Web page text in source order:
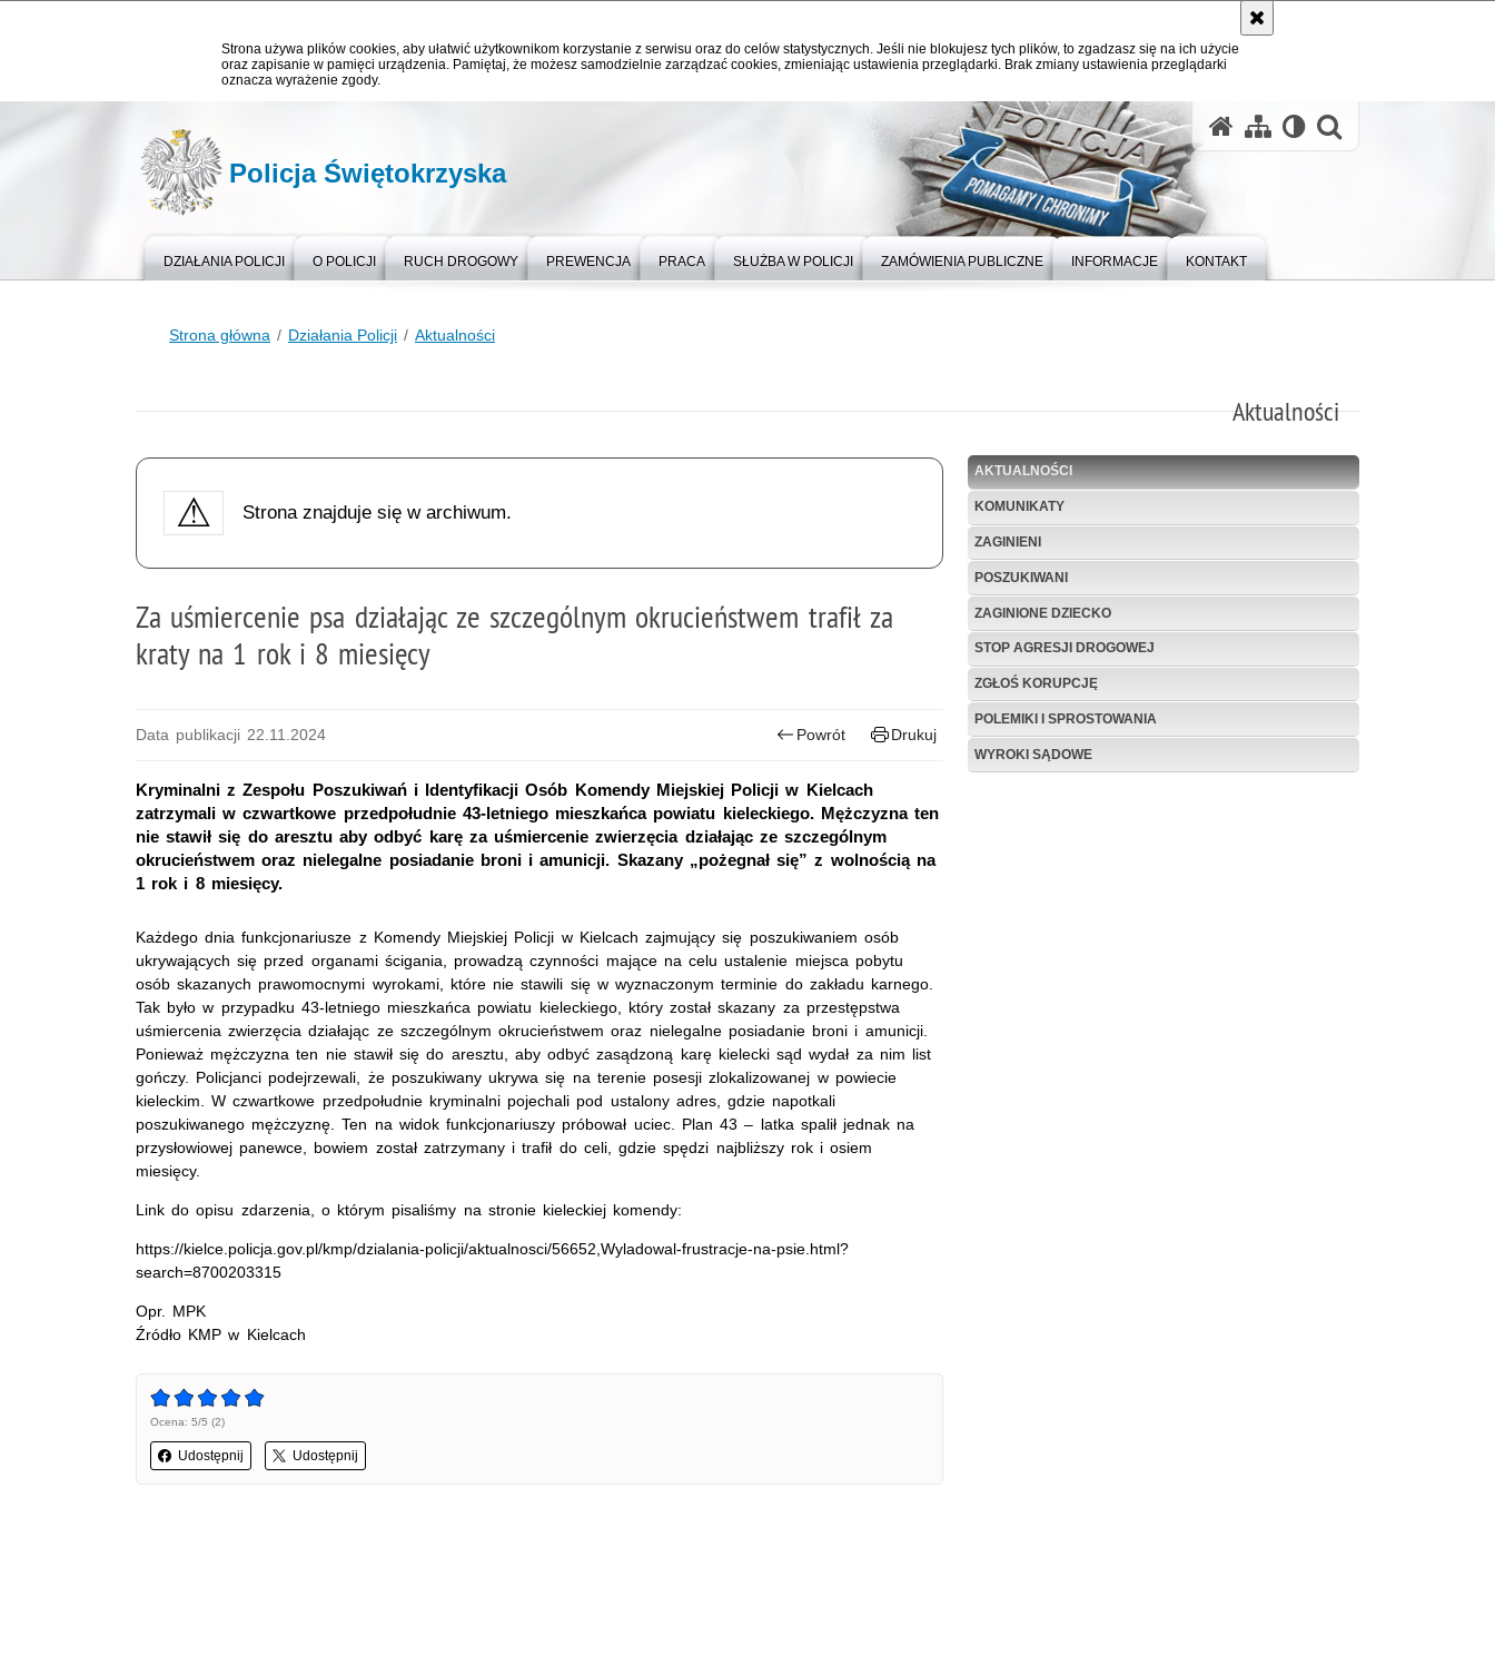
Strona używa plików cookies, aby ułatwić użytkownikom korzystanie z serwisu oraz do celów statystycznych. Jeśli nie blokujesz tych plików, to zgadzasz się na ich użycie
oraz zapisanie w pamięci urządzenia. Pamiętaj, że możesz samodzielnie zarządzać cookies, zmieniając ustawienia przeglądarki. Brak zmiany ustawienia przeglądarki
oznacza wyrażenie zgody.
Policja Świętokrzyska
DZIAŁANIA POLICJI O POLICJI RUCH DROGOWY PREWENCJA PRACA SŁUŻBA W POLICJI ZAMÓWIENIA PUBLICZNE INFORMACJE KONTAKT
Strona główna Działania Policji Aktualności
Aktualności
AKTUALNOŚCI
KOMUNIKATY
ZAGINIENI
POSZUKIWANI
ZAGINIONE DZIECKO
STOP AGRESJI DROGOWEJ
ZGŁOŚ KORUPCJĘ
POLEMIKI I SPROSTOWANIA
WYROKI SĄDOWE
Strona znajduje się w archiwum.
Za uśmiercenie psa działając ze szczególnym okrucieństwem trafił za
kraty na 1 rok i 8 miesięcy
Data publikacji 22.11.2024 Powrót Drukuj
Kryminalni z Zespołu Poszukiwań i Identyfikacji Osób Komendy Miejskiej Policji w Kielcach
zatrzymali w czwartkowe przedpołudnie 43-letniego mieszkańca powiatu kieleckiego. Mężczyzna ten
nie stawił się do aresztu aby odbyć karę za uśmiercenie zwierzęcia działając ze szczególnym
okrucieństwem oraz nielegalne posiadanie broni i amunicji. Skazany „pożegnał się” z wolnością na
1 rok i 8 miesięcy.
Każdego dnia funkcjonariusze z Komendy Miejskiej Policji w Kielcach zajmujący się poszukiwaniem osób
ukrywających się przed organami ścigania, prowadzą czynności mające na celu ustalenie miejsca pobytu
osób skazanych prawomocnymi wyrokami, które nie stawili się w wyznaczonym terminie do zakładu karnego.
Tak było w przypadku 43-letniego mieszkańca powiatu kieleckiego, który został skazany za przestępstwa
uśmiercenia zwierzęcia działając ze szczególnym okrucieństwem oraz nielegalne posiadanie broni i amunicji.
Ponieważ mężczyzna ten nie stawił się do aresztu, aby odbyć zasądzoną karę kielecki sąd wydał za nim list
gończy. Policjanci podejrzewali, że poszukiwany ukrywa się na terenie posesji zlokalizowanej w powiecie
kieleckim. W czwartkowe przedpołudnie kryminalni pojechali pod ustalony adres, gdzie napotkali
poszukiwanego mężczyznę. Ten na widok funkcjonariuszy próbował uciec. Plan 43 – latka spalił jednak na
przysłowiowej panewce, bowiem został zatrzymany i trafił do celi, gdzie spędzi najbliższy rok i osiem
miesięcy.
Link do opisu zdarzenia, o którym pisaliśmy na stronie kieleckiej komendy:
https://kielce.policja.gov.pl/kmp/dzialania-policji/aktualnosci/56652,Wyladowal-frustracje-na-psie.html?
search=8700203315
Opr. MPK
Źródło KMP w Kielcach
Ocena: 5/5 (2)
Udostępnij Udostępnij